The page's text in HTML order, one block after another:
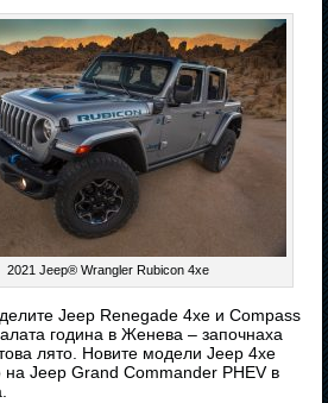
2021 Jeep® Wrangler Rubicon 4xe
Jeep Renegade 4xe и Compass
година в Женева – започнаха
лято. Новите модели Jeep 4xe
на Jeep Grand Commander PHEV в